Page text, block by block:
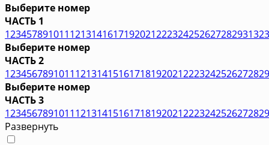
Выберите номер
ЧАСТЬ 1
123457891011121314161719202122232425262728293132
Выберите номер
ЧАСТЬ 2
1234567891011121314151617181920212223242526272829
Выберите номер
ЧАСТЬ 3
1234567891011121314151617181920212223242526272829
Развернуть